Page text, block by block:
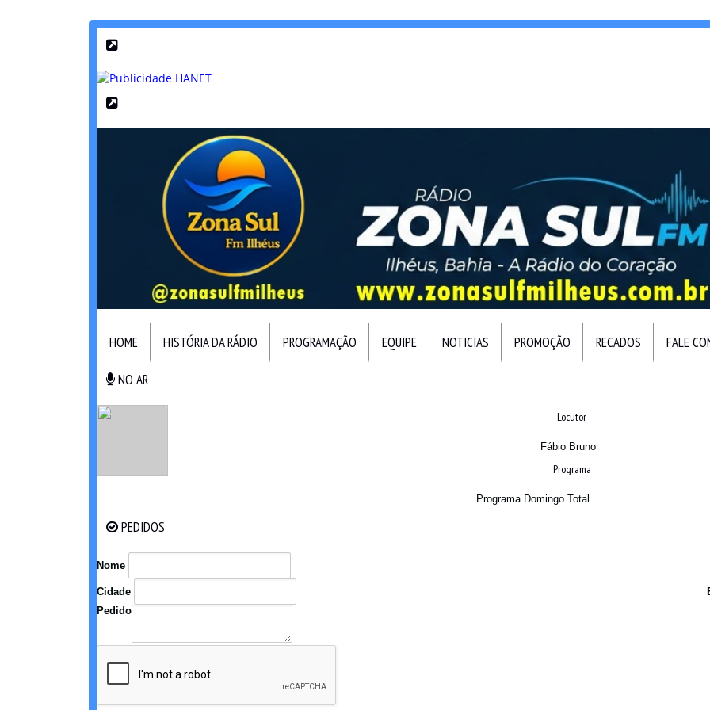
HOME HISTÓRIA DA RÁDIO PROGRAMAÇÃO EQUIPE NOTICIAS PROMOÇÃO RECADOS FALE
NO AR
Locutor
Fábio Bruno
Programa
Programa Domingo Total
PEDIDOS
Nome
Cidade
Pedido